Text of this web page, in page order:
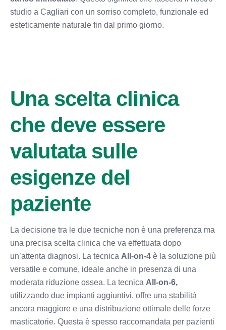
studio a Cagliari con un sorriso completo, funzionale ed
esteticamente naturale fin dal primo giorno.
Una scelta clinica
che deve essere
valutata sulle
esigenze del
paziente
La decisione tra le due tecniche non è una preferenza ma
una precisa scelta clinica che va effettuata dopo
un’attenta diagnosi. La tecnica All-on-4 è la soluzione più
versatile e comune, ideale anche in presenza di una
moderata riduzione ossea. La tecnica All-on-6,
utilizzando due impianti aggiuntivi, offre una stabilità
ancora maggiore e una distribuzione ottimale delle forze
masticatorie. Questa è spesso raccomandata per pazienti